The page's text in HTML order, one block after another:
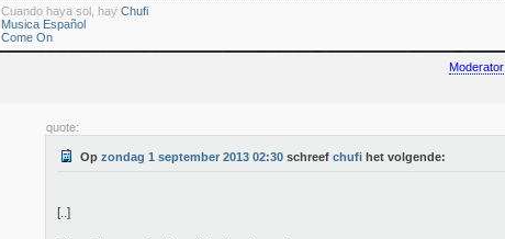
Cuando haya sol, hay Chufi
Musica Español
Come On
Moderator
quote:
Op zondag 1 september 2013 02:30 schreef chufi het volgende:
[..]